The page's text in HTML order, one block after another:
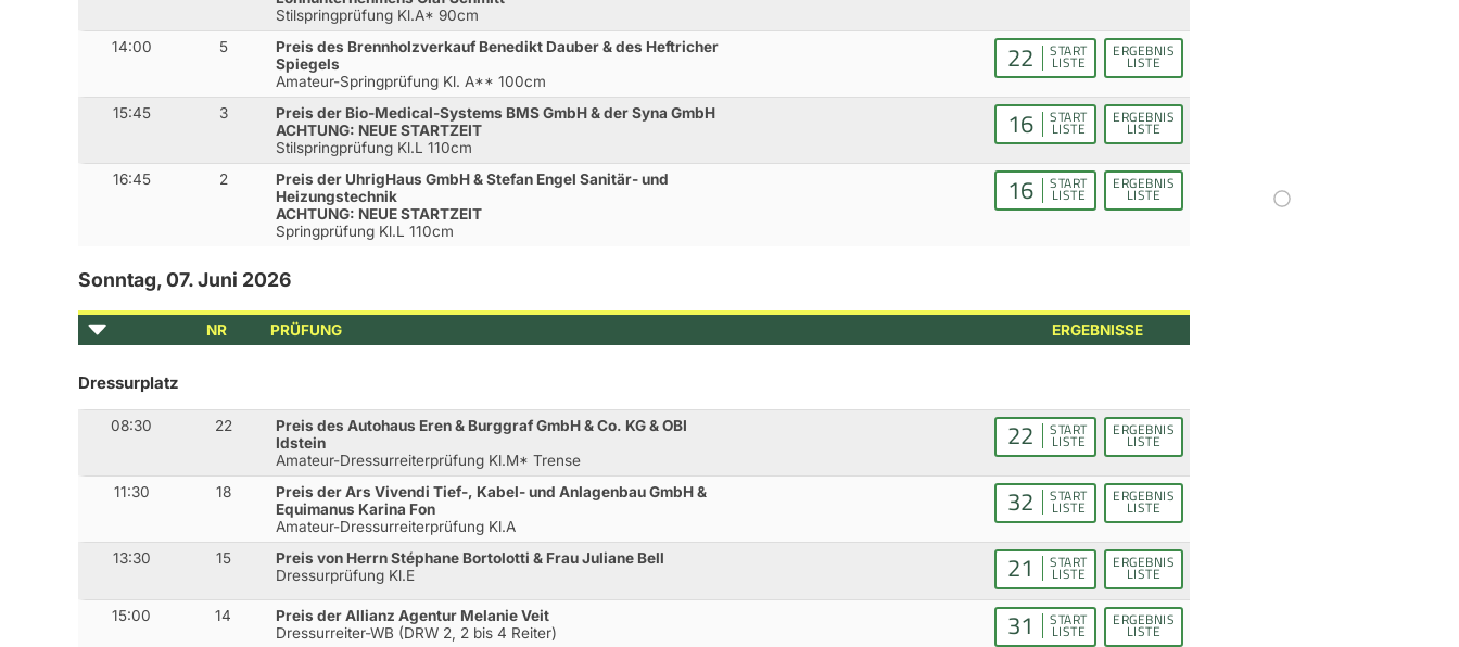
Stilspringprüfung Kl.A* 90cm
14:00 5
Preis des Brennholzverkauf Benedikt Dauber & des Heftricher
Spiegels
Amateur-Springprüfung Kl. A** 100cm
22 START
LISTE
ERGEBNIS
LISTE
15:45 3
Preis der Bio-Medical-Systems BMS GmbH & der Syna GmbH
ACHTUNG: NEUE STARTZEIT
Stilspringprüfung Kl.L 110cm
16 START
LISTE
ERGEBNIS
LISTE
16:45 2
Preis der UhrigHaus GmbH & Stefan Engel Sanitär- und
Heizungstechnik
ACHTUNG: NEUE STARTZEIT
Springprüfung Kl.L 110cm
16 START
LISTE
ERGEBNIS
LISTE
Sonntag, 07. Juni 2026
NR PRÜFUNG ERGEBNISSE
Dressurplatz
08:30 22
Preis des Autohaus Eren & Burggraf GmbH & Co. KG & OBI
Idstein
Amateur-Dressurreiterprüfung Kl.M* Trense
22 START
LISTE
ERGEBNIS
LISTE
11:30 18
Preis der Ars Vivendi Tief-, Kabel- und Anlagenbau GmbH &
Equimanus Karina Fon
Amateur-Dressurreiterprüfung Kl.A
32 START
LISTE
ERGEBNIS
LISTE
13:30 15
Preis von Herrn Stéphane Bortolotti & Frau Juliane Bell
Dressurprüfung Kl.E
21 START
LISTE
ERGEBNIS
LISTE
15:00 14
Preis der Allianz Agentur Melanie Veit
Dressurreiter-WB (DRW 2, 2 bis 4 Reiter)
31 START
LISTE
ERGEBNIS
LISTE